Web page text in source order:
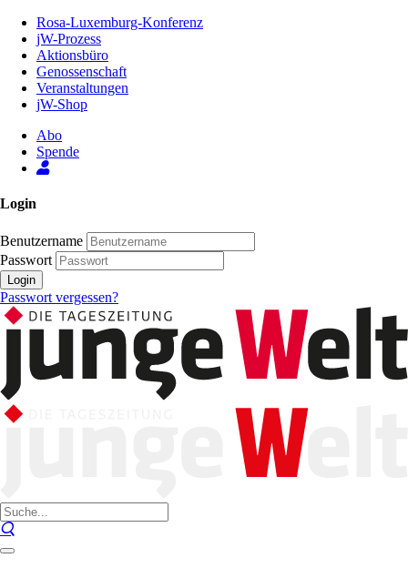
Inhalt
Seite
Rosa-Luxemburg-Konferenz
jW-Prozess
Aktionsbüro
Genossenschaft
Veranstaltungen
jW-Shop
Abo
Spende
Login
Benutzername
Passwort
Login
Passwort vergessen?